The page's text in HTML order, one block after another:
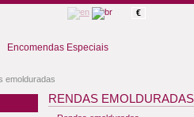
€
Encomendas Especiais
emolduradas
RENDAS EMOLDURADAS